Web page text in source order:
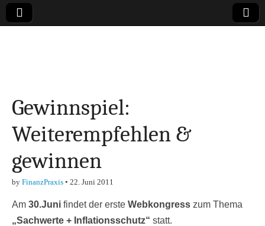
Finanzen,
Marketing-, Vertrieb-
& Investment-Tipps
Gewinnspiel:
Weiterempfehlen &
gewinnen
by FinanzPraxis • 22. Juni 2011
Am 30.Juni findet der erste Webkongress zum Thema
„Sachwerte + Inflationsschutz“ statt.